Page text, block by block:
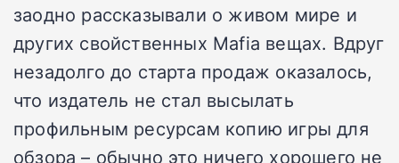
заодно рассказывали о живом мире и
других свойственных Mafia вещах. Вдруг
незадолго до старта продаж оказалось,
что издатель не стал высылать
профильным ресурсам копию игры для
обзора – обычно это ничего хорошего не